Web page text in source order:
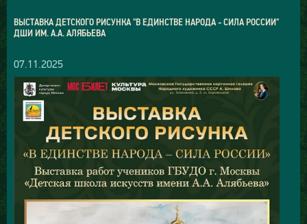
ВЫСТАВКА ДЕТСКОГО РИСУНКА "В ЕДИНСТВЕ НАРОДА - СИЛА РОССИИ"
ДШИ ИМ. А.А. АЛЯБЬЕВА
07.11.2025